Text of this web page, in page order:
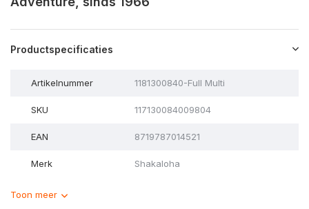
Productspecificaties
Artikelnummer 1181300840-Full Multi
SKU 117130084009804
EAN 8719787014521
Merk Shakaloha
Toon meer